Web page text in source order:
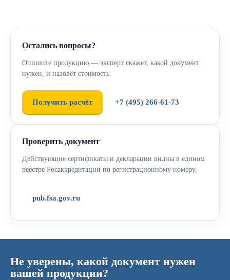
Остались вопросы?
Опишите продукцию — эксперт скажет, какой документ
нужен, и назовёт стоимость.
Получить расчёт +7 (495) 266-61-73
Проверить документ
Действующие сертификаты и декларации видны в едином
реестре Росаккредитации по регистрационному номеру.
pub.fsa.gov.ru
Не уверены, какой документ нужен
вашей продукции?